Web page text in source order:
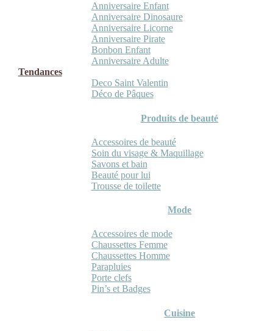
Anniversaire Enfant
Anniversaire Dinosaure
Anniversaire Licorne
Anniversaire Pirate
Bonbon Enfant
Anniversaire Adulte
Tendances
Deco Saint Valentin
Déco de Pâques
Produits de beauté
Accessoires de beauté
Soin du visage & Maquillage
Savons et bain
Beauté pour lui
Trousse de toilette
Mode
Accessoires de mode
Chaussettes Femme
Chaussettes Homme
Parapluies
Porte clefs
Pin’s et Badges
Cuisine